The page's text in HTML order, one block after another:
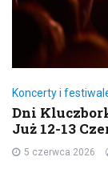
Koncerty i
Dni
Już 12-13
5 czerwca 2026